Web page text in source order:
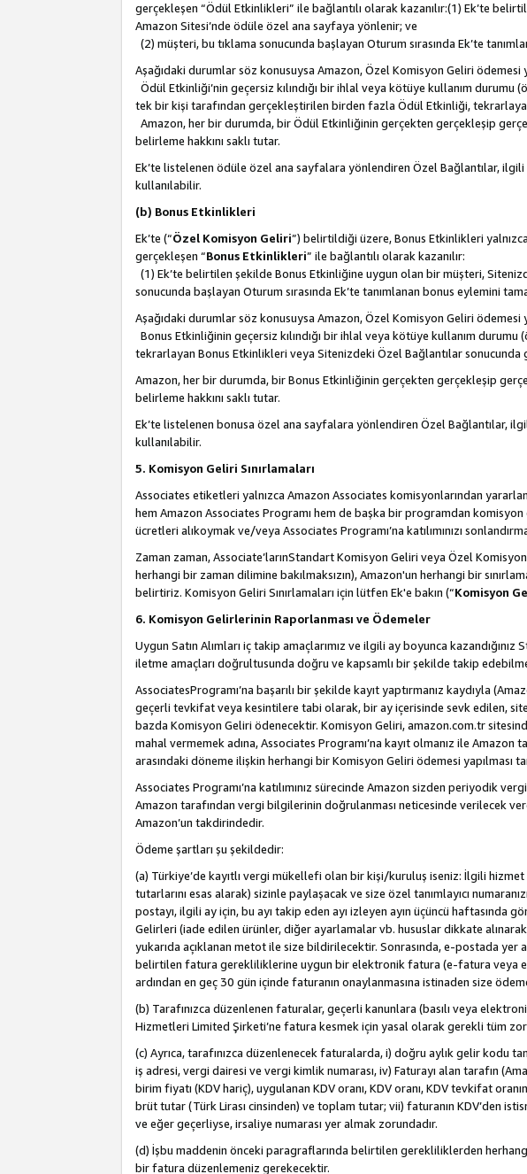
gerçekleşen “Ödül Etkinlikleri” ile bağlantılı olarak kazanılır:(1) Ek’te
Amazon Sitesi’nde ödüle özel ana sayfaya yönlenir; ve
(2) müşteri, bu tıklama sonucunda başlayan Oturum sırasında Ek’te
Aşağıdaki durumlar söz konusuysa Amazon, Özel Komisyon Geliri ödemesi
Ödül Etkinliği’nin geçersiz kılındığı bir ihlal veya kötüye kullanım
tek bir kişi tarafından gerçekleştirilen birden fazla Ödül Etkinliği,
Amazon, her bir durumda, bir Ödül Etkinliğinin gerçekten gerçekleşip
belirleme hakkını saklı tutar.
Ek’te listelenen ödüle özel ana sayfalara yönlendiren Özel Bağlantılar, ilgili
kullanılabilir.
(b) Bonus Etkinlikleri
Ek’te (“Özel Komisyon Geliri”) belirtildiği üzere, Bonus Etkinlikleri
gerçekleşen “Bonus Etkinlikleri” ile bağlantılı olarak kazanılır:
(1) Ek’te belirtilen şekilde Bonus Etkinliğine uygun olan bir müşteri,
sonucunda başlayan Oturum sırasında Ek’te tanımlanan bonus eylemini
Aşağıdaki durumlar söz konusuysa Amazon, Özel Komisyon Geliri ödemesi
Bonus Etkinliğinin geçersiz kılındığı bir ihlal veya kötüye kullanım
tekrarlayan Bonus Etkinlikleri veya Sitenizdeki Özel Bağlantılar sonucunda
Amazon, her bir durumda, bir Bonus Etkinliğinin gerçekten gerçekleşip
belirleme hakkını saklı tutar.
Ek’te listelenen bonusa özel ana sayfalara yönlendiren Özel Bağlantılar,
kullanılabilir.
5. Komisyon Geliri Sınırlamaları
Associates etiketleri yalnızca Amazon Associates komisyonlarından
hem Amazon Associates Programı hem de başka bir programdan
ücretleri alıkoymak ve/veya Associates Programı’na katılımınızı
Zaman zaman, Associate’larınStandart Komisyon Geliri veya Özel
herhangi bir zaman dilimine bakılmaksızın), Amazon'un herhangi bir
belirtiriz. Komisyon Geliri Sınırlamaları için lütfen Ek'e bakın (“Komisyon
6. Komisyon Gelirlerinin Raporlanması ve Ödemeler
Uygun Satın Alımları iç takip amaçlarımız ve ilgili ay boyunca
iletme amaçları doğrultusunda doğru ve kapsamlı bir şekilde takip
AssociatesProgramı’na başarılı bir şekilde kayıt yaptırmanız kaydıyla
geçerli tevkifat veya kesintilere tabi olarak, bir ay içerisinde sevk edilen,
bazda Komisyon Geliri ödenecektir. Komisyon Geliri, amazon.com.tr
mahal vermemek adına, Associates Programı’na kayıt olmanız ile
arasındaki döneme ilişkin herhangi bir Komisyon Geliri ödemesi yapılması
Associates Programı’na katılımınız sürecinde Amazon sizden periyodik
Amazon tarafından vergi bilgilerinin doğrulanması neticesinde verilecek
Amazon’un takdirindedir.
Ödeme şartları şu şekildedir:
(a) Türkiye’de kayıtlı vergi mükellefi olan bir kişi/kuruluş iseniz: İlgili
tutarlarını esas alarak) sizinle paylaşacak ve size özel tanımlayıcı
postayı, ilgili ay için, bu ayı takip eden ayı izleyen ayın üçüncü haftasında
Gelirleri (iade edilen ürünler, diğer ayarlamalar vb. hususlar dikkate
yukarıda açıklanan metot ile size bildirilecektir. Sonrasında, e-postada
belirtilen fatura gerekliliklerine uygun bir elektronik fatura (e-fatura veya
ardından en geç 30 gün içinde faturanın onaylanmasına istinaden size
(b) Tarafınızca düzenlenen faturalar, geçerli kanunlara (basılı veya
Hizmetleri Limited Şirketi’ne fatura kesmek için yasal olarak gerekli tüm
(c) Ayrıca, tarafınızca düzenlenecek faturalarda, i) doğru aylık gelir kodu
iş adresi, vergi dairesi ve vergi kimlik numarası, iv) Faturayı alan tarafın
birim fiyatı (KDV hariç), uygulanan KDV oranı, KDV oranı, KDV tevkifat
brüt tutar (Türk Lirası cinsinden) ve toplam tutar; vii) faturanın KDV’den
ve eğer geçerliyse, irsaliye numarası yer almak zorundadır.
(d) İşbu maddenin önceki paragraflarında belirtilen gerekliliklerden
bir fatura düzenlemeniz gerekecektir.